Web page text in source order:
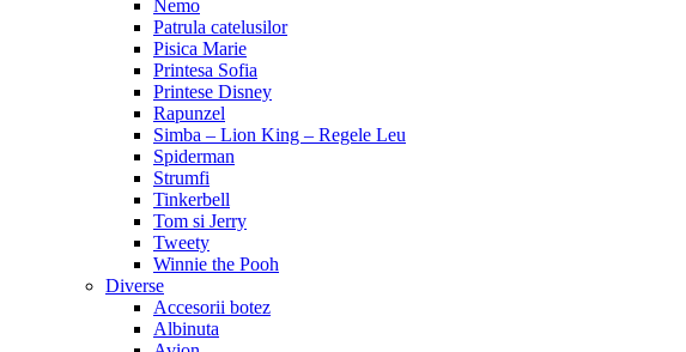
Nemo
Patrula catelusilor
Pisica Marie
Printesa Sofia
Printese Disney
Rapunzel
Simba – Lion King – Regele Leu
Spiderman
Strumfi
Tinkerbell
Tom si Jerry
Tweety
Winnie the Pooh
Diverse
Accesorii botez
Albinuta